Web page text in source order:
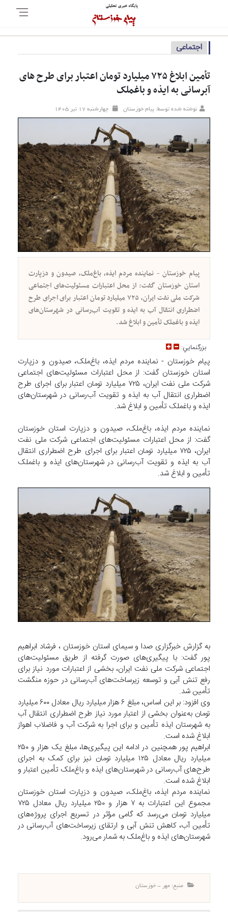
اجتماعی
تأمین ابلاغ ۷۲۵ میلیارد تومان اعتبار برای طرح های
آبرسانی به ایذه و باغملک
نوشته شده توسط: پیام خوزستان چهارشنبه ۱۷ تير ۱۴۰۵
پیام خوزستان - نماینده مردم ایذه، باغ‌ملک، صیدون و دزپارت
استان خوزستان گفت: از محل اعتبارات مسئولیت‌های اجتماعی
شرکت ملی نفت ایران، ۷۲۵ میلیارد تومان اعتبار برای اجرای طرح
اضطراری انتقال آب به ایذه و تقویت آب‌رسانی در شهرستان‌های
ایذه و باغملک تأمین و ابلاغ شد.
بزرگنمايي:
پیام خوزستان - نماینده مردم ایذه، باغ‌ملک، صیدون و دزپارت
استان خوزستان گفت: از محل اعتبارات مسئولیت‌های اجتماعی
شرکت ملی نفت ایران، ۷۲۵ میلیارد تومان اعتبار برای اجرای طرح
اضطراری انتقال آب به ایذه و تقویت آب‌رسانی در شهرستان‌های
ایذه و باغملک تأمین و ابلاغ شد.
نماینده مردم ایذه، باغ‌ملک، صیدون و دزپارت استان خوزستان
گفت: از محل اعتبارات مسئولیت‌های اجتماعی شرکت ملی نفت
ایران، ۷۲۵ میلیارد تومان اعتبار برای اجرای طرح اضطراری انتقال
آب به ایذه و تقویت آب‌رسانی در شهرستان‌های ایذه و باغملک
تأمین و ابلاغ شد.
به گزارش خبرگزاری صدا و سیمای استان خوزستان ، فرشاد ابراهیم
پور گفت: با پیگیری‌های صورت گرفته از طریق مسئولیت‌های
اجتماعی شرکت ملی نفت ایران، بخشی از اعتبارات مورد نیاز برای
رفع تنش آبی و توسعه زیرساخت‌های آب‌رسانی در حوزه منگشت
تأمین شد.
وی افزود: بر این اساس، مبلغ ۶ هزار میلیارد ریال معادل ۶۰۰ میلیارد
تومان به‌عنوان بخشی از اعتبار مورد نیاز طرح اضطراری انتقال آب
به شهرستان ایذه تأمین و برای اجرا به شرکت آب و فاضلاب اهواز
ابلاغ شده است.
ابراهیم پور همچنین در ادامه این پیگیری‌ها، مبلغ یک هزار و ۲۵۰
میلیارد ریال معادل ۱۲۵ میلیارد تومان نیز برای کمک به اجرای
طرح‌های آب‌رسانی در شهرستان‌های ایذه و باغ‌ملک تأمین اعتبار و
ابلاغ شده است.
نماینده مردم ایذه، باغ‌ملک، صیدون و دزپارت استان خوزستان
مجموع این اعتبارات به ۷ هزار و ۲۵۰ میلیارد ریال معادل ۷۲۵
میلیارد تومان می‌رسد که گامی مؤثر در تسریع اجرای پروژه‌های
تأمین آب، کاهش تنش آبی و ارتقای زیرساخت‌های آب‌رسانی در
شهرستان‌های ایذه و باغ‌ملک به شمار می‌رود.
منبع: مهر - خوزستان